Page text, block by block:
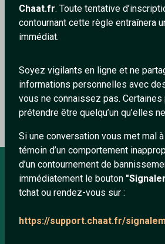
Chaat.fr. Toute tentative
contournant cette règle entraînera
immédiat.
Soyez vigilants en ligne et ne
informations personnelles avec
vous ne connaissez pas.
prétendre être quelqu’un qu’elles
Si une conversation vous met mal
témoin d’un comportement
d’un contournement de
immédiatement le bouton
tchat ou rendez-vous sur :
https://support.chaat.fr/
ImTitania
Good boy :3
Répondre
À PROPOS